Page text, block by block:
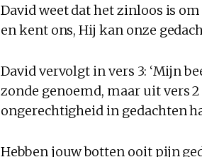
David weet dat het zinloos is
en kent ons, Hij kan onze
David vervolgt in vers 3: ‘Mijn
zonde genoemd, maar uit vers
ongerechtigheid in gedachten
Hebben jouw botten ooit pijn